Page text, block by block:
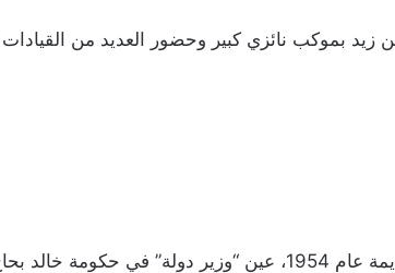
بموكب نائزي كبير وحضور العديد من القيادات